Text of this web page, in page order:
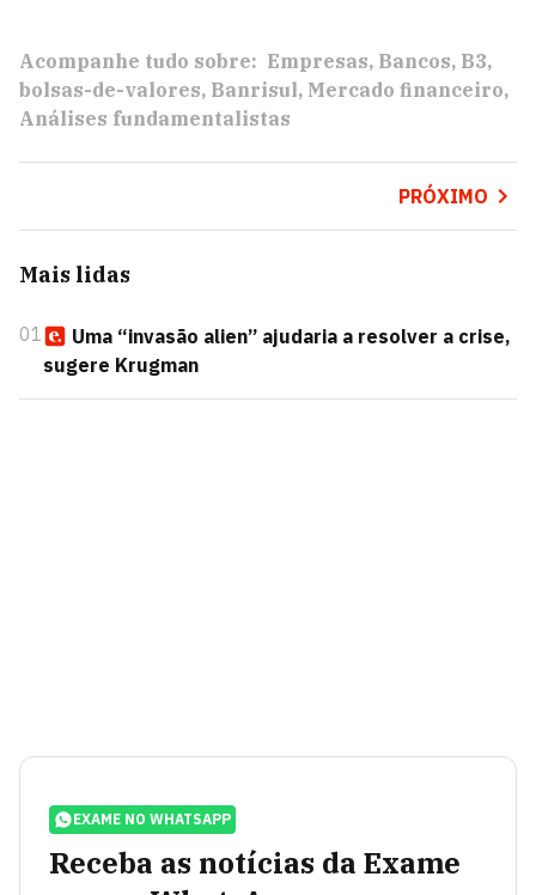
Acompanhe tudo sobre: Empresas Bancos B3
bolsas-de-valores Banrisul Mercado financeiro
Análises fundamentalistas
PRÓXIMO
Mais lidas
01
Uma “invasão alien” ajudaria a resolver a crise,
sugere Krugman
EXAME NO WHATSAPP
Receba as notícias da Exame